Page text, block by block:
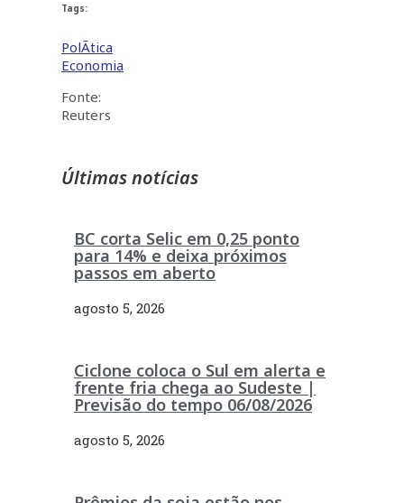
Tags:
PolÃ­tica
Economia
Fonte:
Reuters
Últimas notícias
BC corta Selic em 0,25 ponto
para 14% e deixa próximos
passos em aberto
agosto 5, 2026
Ciclone coloca o Sul em alerta e
frente fria chega ao Sudeste |
Previsão do tempo 06/08/2026
agosto 5, 2026